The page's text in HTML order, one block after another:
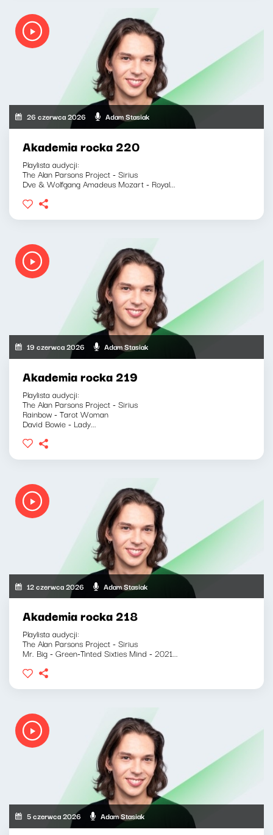
26 czerwca 2026 Adam Stasiak
Akademia rocka 220
Playlista audycji:
The Alan Parsons Project - Sirius
Dve & Wolfgang Amadeus Mozart - Royal...
19 czerwca 2026 Adam Stasiak
Akademia rocka 219
Playlista audycji:
The Alan Parsons Project - Sirius
Rainbow - Tarot Woman
David Bowie - Lady...
12 czerwca 2026 Adam Stasiak
Akademia rocka 218
Playlista audycji:
The Alan Parsons Project - Sirius
Mr. Big - Green-Tinted Sixties Mind - 2021...
5 czerwca 2026 Adam Stasiak